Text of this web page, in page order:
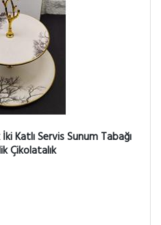
Katlı Servis Sunum Tabağı
Çikolatalık